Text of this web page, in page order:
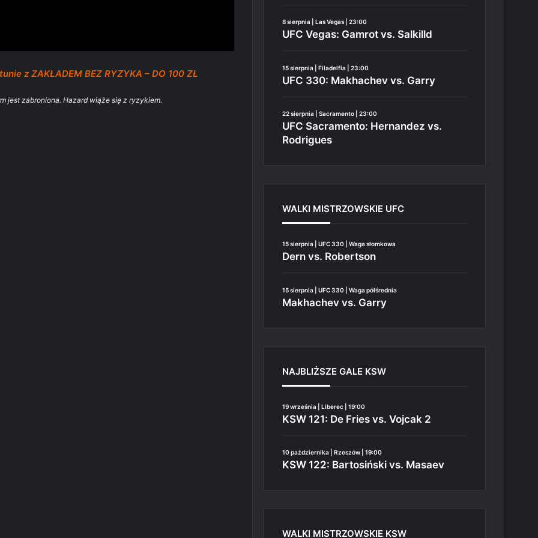
z ZAKŁADEM BEZ RYZYKA – DO 100 ZŁ
jest zabroniona. Hazard wiąże się z ryzykiem.
8 sierpnia | Las Vegas | 23:00
UFC Vegas: Gamrot vs. Salkilld
15 sierpnia | Filadelfia | 23:00
UFC 330: Makhachev vs. Garry
22 sierpnia | Sacramento | 23:00
UFC Sacramento: Hernandez vs.
Rodrigues
WALKI MISTRZOWSKIE UFC
15 sierpnia | UFC 330 | Waga słomkowa
Dern vs. Robertson
15 sierpnia | UFC 330 | Waga półśrednia
Makhachev vs. Garry
NAJBLIŻSZE GALE KSW
19 września | Liberec | 19:00
KSW 121: De Fries vs. Vojcak 2
10 października | Rzeszów | 19:00
KSW 122: Bartosiński vs. Masaev
WALKI MISTRZOWSKIE KSW